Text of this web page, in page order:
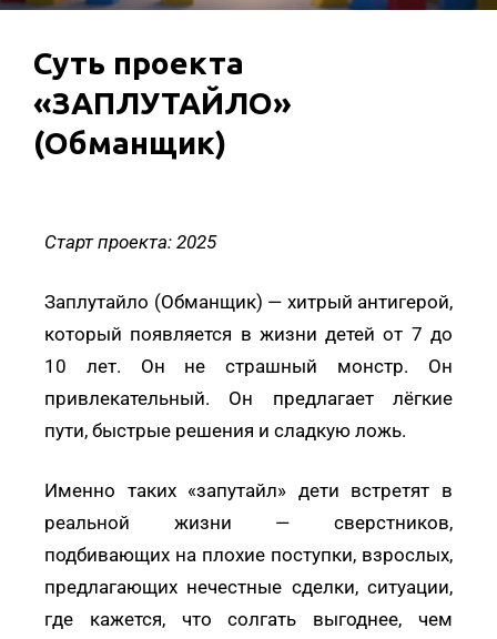
Суть проекта
«ЗАПЛУТАЙЛО»
(Обманщик)
Старт проекта: 2025
Заплутайло (Обманщик) — хитрый антигерой,
который появляется в жизни детей от 7 до
10 лет. Он не страшный монстр. Он
привлекательный. Он предлагает лёгкие
пути, быстрые решения и сладкую ложь.
Именно таких «запутайл» дети встретят в
реальной жизни — сверстников,
подбивающих на плохие поступки, взрослых,
предлагающих нечестные сделки, ситуации,
где кажется, что солгать выгоднее, чем